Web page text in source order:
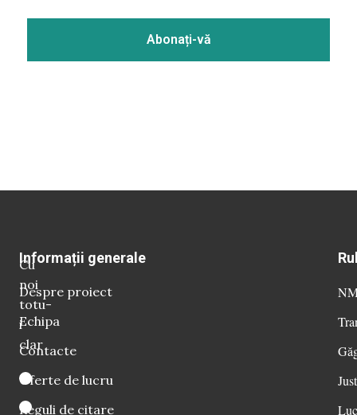
Cu
noi
totu-
i
clar
Informații generale
Despre proiect
Echipa
Contacte
Oferte de lucru
Reguli de citare